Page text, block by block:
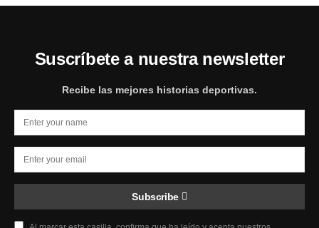
Suscríbete a nuestra newsletter
Recibe las mejores historias deportivas.
Subscribe